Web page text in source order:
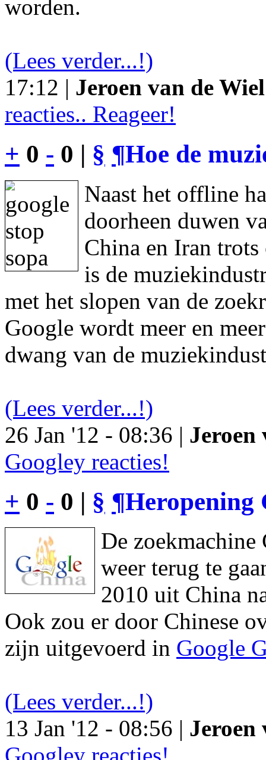
worden.
(Lees verder...!)
17:12 | Jeroen van de Wiel
reacties.. Reageer!
+ 0 - 0 | § ¶Hoe de
Naast het offline
doorheen duwen
China en Iran
is de
met het slopen van de
Google wordt meer en
dwang van de
(Lees verder...!)
26 Jan '12 - 08:36 | Jeroen
Googley reacties!
+ 0 - 0 | § ¶Heropening
De
weer terug te
2010 uit China
Ook zou er door Chinese
zijn uitgevoerd in Google
(Lees verder...!)
13 Jan '12 - 08:56 | Jeroen